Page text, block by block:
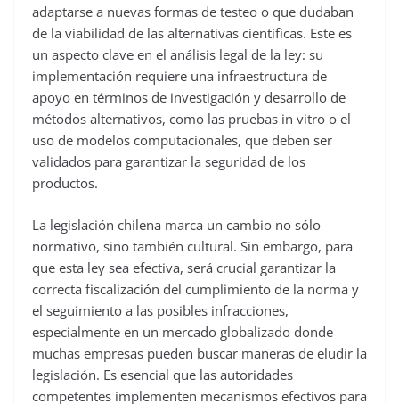
adaptarse a nuevas formas de testeo o que dudaban
de la viabilidad de las alternativas científicas. Este es
un aspecto clave en el análisis legal de la ley: su
implementación requiere una infraestructura de
apoyo en términos de investigación y desarrollo de
métodos alternativos, como las pruebas in vitro o el
uso de modelos computacionales, que deben ser
validados para garantizar la seguridad de los
productos.
La legislación chilena marca un cambio no sólo
normativo, sino también cultural. Sin embargo, para
que esta ley sea efectiva, será crucial garantizar la
correcta fiscalización del cumplimiento de la norma y
el seguimiento a las posibles infracciones,
especialmente en un mercado globalizado donde
muchas empresas pueden buscar maneras de eludir la
legislación. Es esencial que las autoridades
competentes implementen mecanismos efectivos para